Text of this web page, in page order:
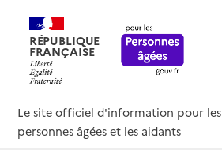
RÉPUBLIQUE
FRANÇAISE
Le site officiel d'information pour les
personnes âgées et les aidants